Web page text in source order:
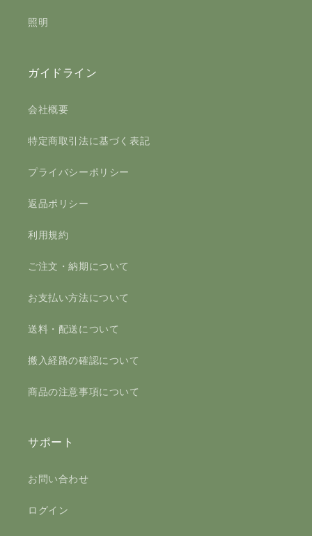
照明
ガイドライン
会社概要
特定商取引法に基づく表記
プライバシーポリシー
返品ポリシー
利用規約
ご注文・納期について
お支払い方法について
送料・配送について
搬入経路の確認について
商品の注意事項について
サポート
お問い合わせ
ログイン